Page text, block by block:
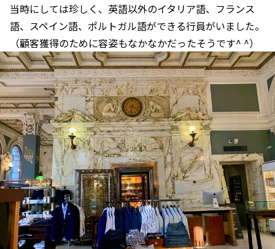
当時にしては珍しく、英語以外のイタリア語、フランス
語、スペイン語、ポルトガル語ができる行員がいました。
（顧客獲得のために容姿もなかなかだったそうです^ ^）